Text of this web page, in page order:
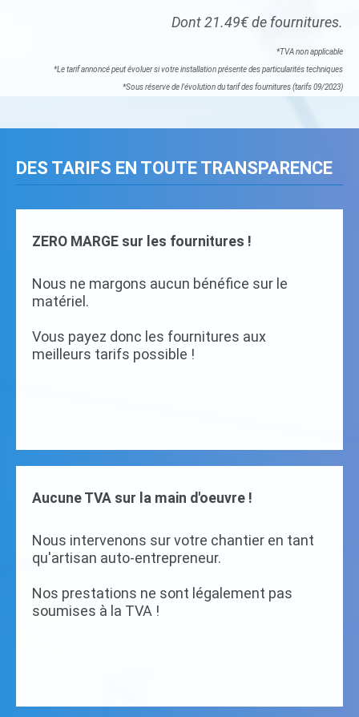
Dont 21.49€ de fournitures.
*TVA non applicable
*Le tarif annoncé peut évoluer si votre installation présente des particularités techniques
*Sous réserve de l'évolution du tarif des fournitures (tarifs 09/2023)
DES TARIFS EN TOUTE TRANSPARENCE
ZERO MARGE sur les fournitures !
Nous ne margons aucun bénéfice sur le
matériel.
Vous payez donc les fournitures aux
meilleurs tarifs possible !
Aucune TVA sur la main d'oeuvre !
Nous intervenons sur votre chantier en tant
qu'artisan auto-entrepreneur.
Nos prestations ne sont légalement pas
soumises à la TVA !